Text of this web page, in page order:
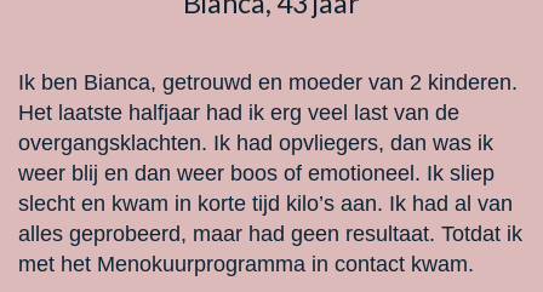
Ik ben Bianca, getrouwd en moeder van 2 kinderen.
Het laatste halfjaar had ik erg veel last van de
overgangsklachten. Ik had opvliegers, dan was ik
weer blij en dan weer boos of emotioneel. Ik sliep
slecht en kwam in korte tijd kilo’s aan. Ik had al van
alles geprobeerd, maar had geen resultaat. Totdat ik
met het Menokuurprogramma in contact kwam.